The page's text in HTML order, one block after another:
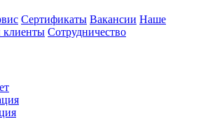
Сертификаты Вакансии Наше
Сотрудничество